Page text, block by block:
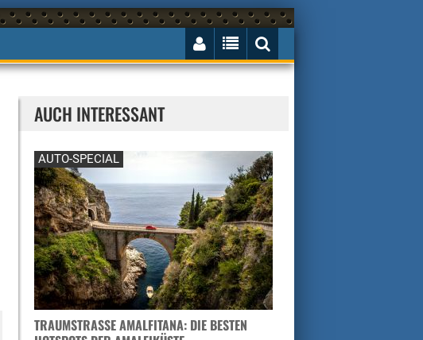
AUCH INTERESSANT
AUTO-SPECIAL
TRAUMSTRASSE AMALFITANA: DIE BESTEN H